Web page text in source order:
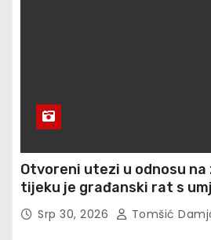
Otvoreni utezi u odnosu na
tijeku je građanski rat s
inteligencijom, a ulozi su
Srp 30, 2026 Tomšić